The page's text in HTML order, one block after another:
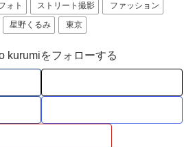
ォト ストリート撮影
ファッション
星野くるみ 東京
kurumiをフォローする